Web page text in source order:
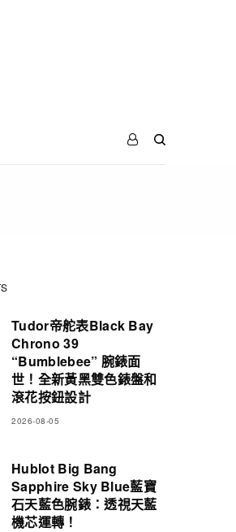
Tudor帝舵表Black Bay
Chrono 39
“Bumblebee” 腕錶面
世！全新黃黑雙色錶盤和
滾花按鈕設計
2026-08-05
Hublot Big Bang
Sapphire Sky Blue藍寶
石天藍色腕錶：透視天藍
機芯運轉！